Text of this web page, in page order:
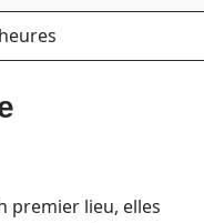
premier lieu, elles